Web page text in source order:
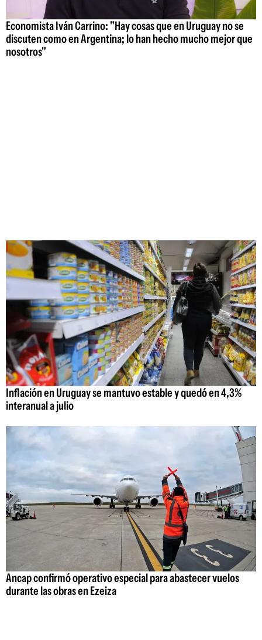
Economista Iván Carrino: "Hay cosas que en Uruguay no se
discuten como en Argentina; lo han hecho mucho mejor que
nosotros"
Inflación en Uruguay se mantuvo estable y quedó en 4,3%
interanual a julio
Ancap confirmó operativo especial para abastecer vuelos
durante las obras en Ezeiza